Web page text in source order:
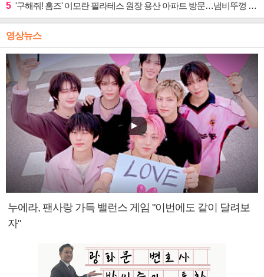
5 '구해줘! 홈즈' 이모란 필라테스 원장 용산 아파트 방문…냄비뚜껑 운동법 소개
영상뉴스
누에라, 팬사랑 가득 밸런스 게임 "이번에도 같이 달려보
자"